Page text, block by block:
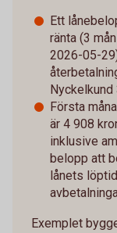
Ett
ränta (3
2026-05-
Nyckelkund
Första
är 4 908
inklusive
belopp att
lånets
Exemplet